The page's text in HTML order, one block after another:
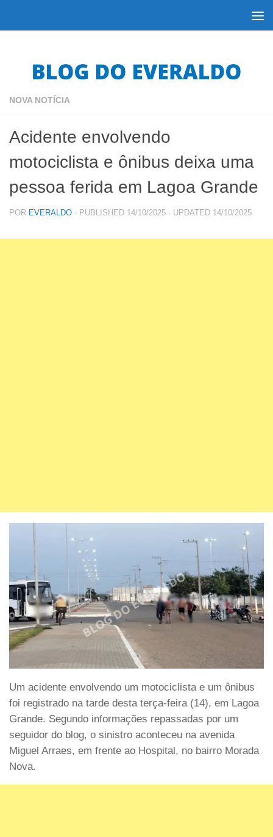
NOVA NOTÍCIA
Acidente envolvendo
motociclista e ônibus deixa uma
pessoa ferida em Lagoa Grande
POR EVERALDO · PUBLISHED 14/10/2025 · UPDATED 14/10/2025
Um acidente envolvendo um motociclista e um ônibus
foi registrado na tarde desta terça-feira (14), em Lagoa
Grande. Segundo informações repassadas por um
seguidor do blog, o sinistro aconteceu na avenida
Miguel Arraes, em frente ao Hospital, no bairro Morada
Nova.